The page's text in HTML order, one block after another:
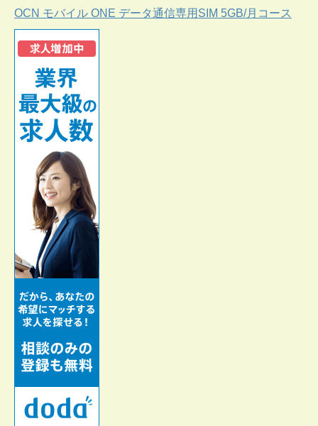
OCN モバイル ONE データ通信専用SIM 5GB/月コース